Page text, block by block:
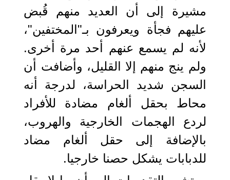
مشيرة إلى أن العديد منهم قُبض
عليهم فجأة ويعرفون بـ"المختفين"،
لأنه لم يسمع عنهم أحد مرة أخرى.
ولم ينج منهم إلا القليل، وأضافت أن
السجن شديد الحراسة، لدرجة أنه
محاط بحقل ألغام مضادة للأفراد
لردع الهجمات الخارجية والهروب،
بالإضافة إلى حقل ألغام مضاد
للدبابات يشكل حصنا خارجيا.